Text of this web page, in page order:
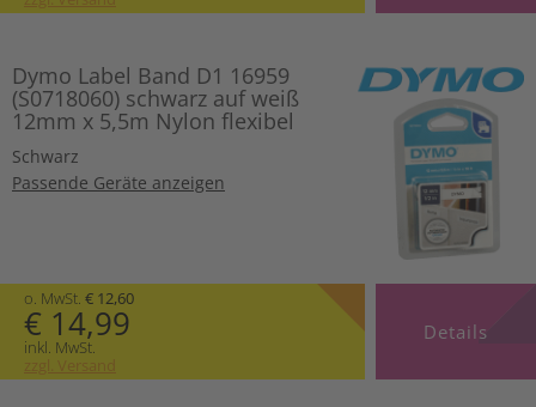
Dymo Label Band D1 16959
(S0718060) schwarz auf weiß
12mm x 5,5m Nylon flexibel
Schwarz
Passende Geräte anzeigen
o. MwSt. € 12,60
€ 14,99
inkl. MwSt.
zzgl. Versand
Details